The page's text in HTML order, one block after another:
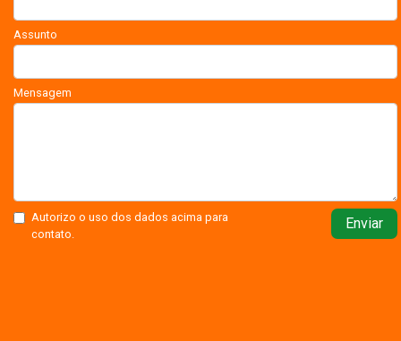
Assunto
Mensagem
Autorizo o uso dos dados acima para
contato.
Enviar